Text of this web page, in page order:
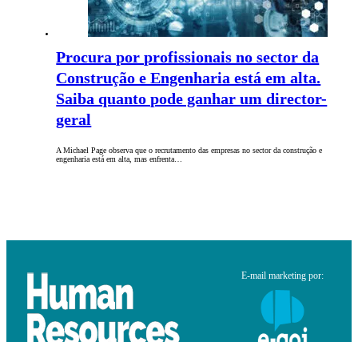
Procura por profissionais no sector da
Construção e Engenharia está em alta.
Saiba quanto pode ganhar um director-
geral
A Michael Page observa que o recrutamento das empresas no sector da construção e
engenharia está em alta, mas enfrenta…
E-mail marketing por: